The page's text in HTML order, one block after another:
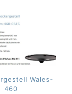
Wales-
460